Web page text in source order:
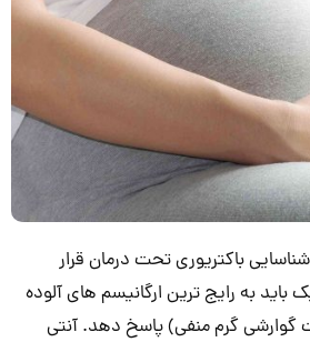
باکتریوری تحت درمان قرار
باید به رایج ترین ارگانیسم های آلوده
گوارشی گرم منفی) پاسخ دهد. آنتی